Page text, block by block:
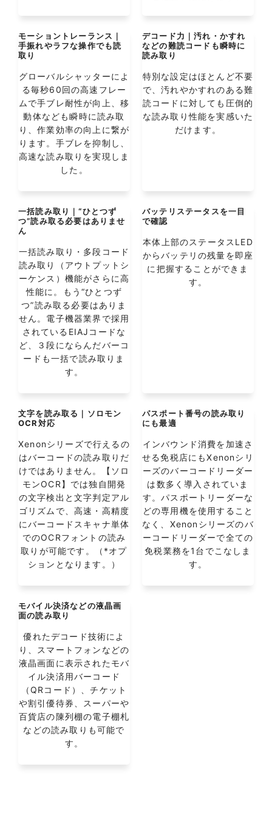
モーショントレーランス｜
手振れやラフな操作でも読
取り
グローバルシャッターによ
る毎秒60回の高速フレー
ムで手ブレ耐性が向上、移
動体なども瞬時に読み取
り、作業効率の向上に繋が
ります。手ブレを抑制し、
高速な読み取りを実現しま
した。
デコード力｜汚れ・かすれ
などの難読コードも瞬時に
読み取り
特別な設定はほとんど不要
で、汚れやかすれのある難
読コードに対しても圧倒的
な読み取り性能を実感いた
だけます。
一括読み取り｜“ひとつず
つ”読み取る必要はありませ
ん
一括読み取り・多段コード
読み取り（アウトプットシ
ーケンス）機能がさらに高
性能に。もう“ひとつず
つ”読み取る必要はありま
せん。電子機器業界で採用
されているEIAJコードな
ど、３段にならんだバーコ
ードも一括で読み取りま
す。
バッテリステータスを一目
で確認
本体上部のステータスLED
からバッテリの残量を即座
に把握することができま
す。
文字を読み取る｜ソロモン
OCR対応
Xenonシリーズで行えるの
はバーコードの読み取りだ
けではありません。【ソロ
モンOCR】では独自開発
の文字検出と文字判定アル
ゴリズムで、高速・高精度
にバーコードスキャナ単体
でのOCRフォントの読み
取りが可能です。（*オプ
ションとなります。）
パスポート番号の読み取り
にも最適
インバウンド消費を加速さ
せる免税店にもXenonシリ
ーズのバーコードリーダー
は数多く導入されていま
す。パスポートリーダーな
どの専用機を使用すること
なく、Xenonシリーズのバ
ーコードリーダーで全ての
免税業務を1台でこなしま
す。
モバイル決済などの液晶画
面の読み取り
優れたデコード技術によ
り、スマートフォンなどの
液晶画面に表示されたモバ
イル決済用バーコード
（QRコード）、チケット
や割引優待券、スーパーや
百貨店の陳列棚の電子棚札
などの読み取りも可能で
す。